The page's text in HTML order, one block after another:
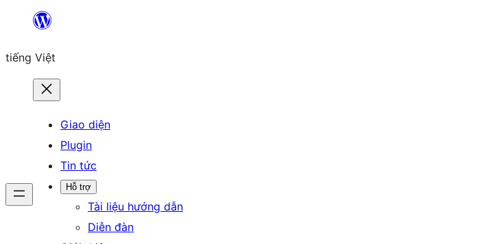
Chuyển
phần
tiếng Việt
Giao diện
Plugin
Tin tức
Hỗ trợ
Tài liệu hướng dẫn
Diễn đàn